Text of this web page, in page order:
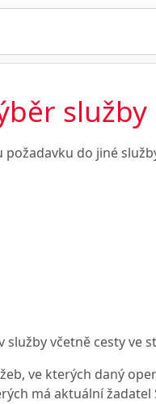
služby
do jiné
služby včetně cesty ve
ve kterých daný
má aktuální